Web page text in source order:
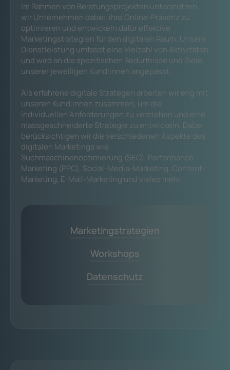
Im Rahmen von Beratungsprojekten unterstützen
wir Unternehmen dabei, ihre Online-Präsenz zu
optimieren und entwickeln dafür effektive
Marketingstrategien für den digitalen Raum. Unsere
Dienstleistung umfasst eine Vielzahl von Aktivitäten
und wird an die spezifischen Bedürfnisse und Ziele
unserer jeweiligen Kund:innen angepasst.
Als erfahrene digitale Strategen arbeiten wir eng mit
unseren Kund:innen zusammen, um die
individuellen Anforderungen zu verstehen und eine
massgeschneiderte Strategie zu entwickeln. Dabei
berücksichtigen wir die verschiedenen Aspekte des
digitalen Marketings wie
Suchmaschinenoptimierung (SEO), Performance
Marketing (PPC), Social-Media-Marketing, Content-
Marketing, E-Mail-Marketing und vieles mehr.
Marketingstrategien
Workshops
Datenschutz